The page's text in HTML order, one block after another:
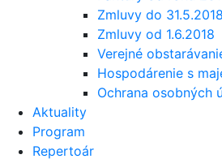
Zmluvy do 31.5.2018
Zmluvy od 1.6.2018
Verejné
Hospodárenie s
Ochrana osobných
Aktuality
Program
Repertoár